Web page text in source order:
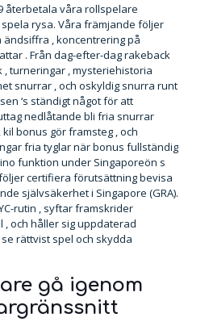
återbetala våra rollspelare
rysa. Våra främjande följer
, koncentrering på
. Från dag-efter-dag rakeback
turneringar , mysteriehistoria
snurrar , och oskyldig snurra runt
‘s ständigt något för att
nedlåtande bli fria snurrar
bonus gör framsteg , och
fria tyglar när bonus fullständig
funktion under Singaporeön s
certifiera förutsättning bevisa
självsäkerhet i Singapore (GRA).
rutin , syftar framskrider
och håller sig uppdaterad
rättvist spel och skydda
gå igenom